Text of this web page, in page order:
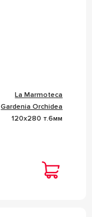
La Marmoteca
Gardenia Orchidea
120x280 т.6мм